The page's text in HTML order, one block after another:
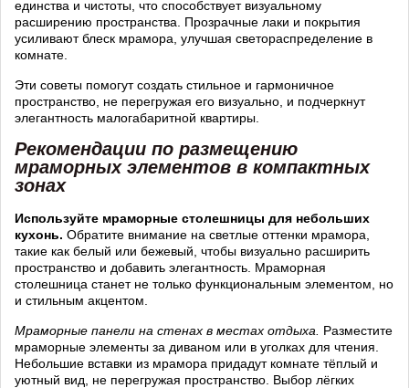
единства и чистоты, что способствует визуальному
расширению пространства. Прозрачные лаки и покрытия
усиливают блеск мрамора, улучшая светораспределение в
комнате.
Эти советы помогут создать стильное и гармоничное
пространство, не перегружая его визуально, и подчеркнут
элегантность малогабаритной квартиры.
Рекомендации по размещению
мраморных элементов в компактных
зонах
Используйте мраморные столешницы для небольших
кухонь. Обратите внимание на светлые оттенки мрамора,
такие как белый или бежевый, чтобы визуально расширить
пространство и добавить элегантность. Мраморная
столешница станет не только функциональным элементом, но
и стильным акцентом.
Мраморные панели на стенах в местах отдыха.
Разместите
мраморные элементы за диваном или в уголках для чтения.
Небольшие вставки из мрамора придадут комнате тёплый и
уютный вид, не перегружая пространство. Выбор лёгких